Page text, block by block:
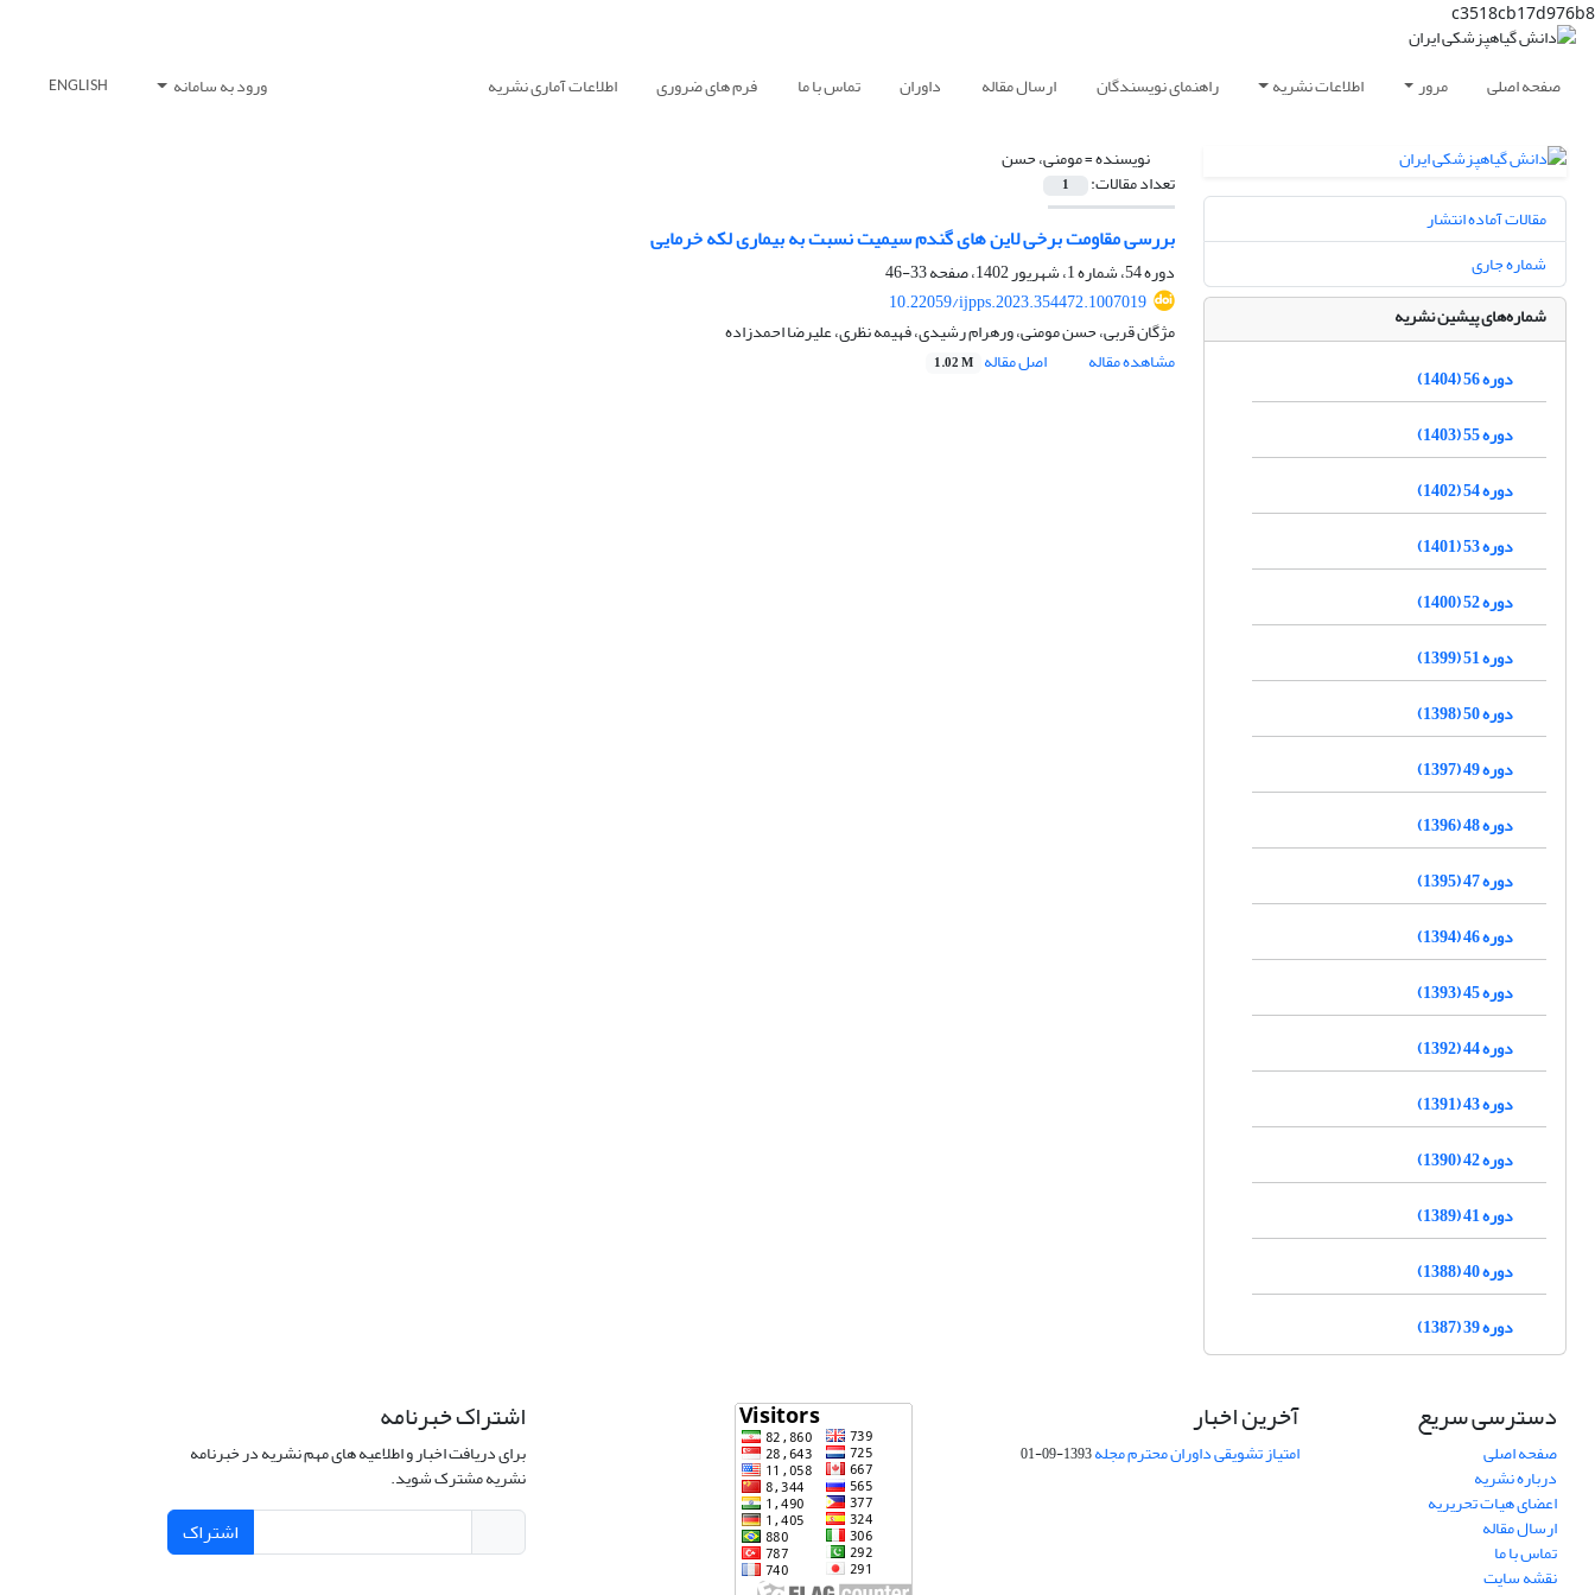
c3518cb17d976b8
صفحه اصلی مرور اطلاعات نشریه راهنمای نویسندگان ارسال مقاله داوران تماس با ما فرم های ضروری اطلاعات آماری نشریه ورود به سامانه ENGLISH
نویسنده =مومنی، حسن
تعداد مقالات: 1
بررسی مقاومت برخی لاین های گندم سیمیت نسبت به بیماری لکه خرمایی
دوره 54، شماره 1، شهریور 1402، صفحه
33-46
10.22059/ijpps.2023.354472.1007019
مژگان قربی، حسن مومنی، ورهرام رشیدی، فهیمه نظری، علیرضا احمدزاده
مشاهده مقاله
اصل مقاله 1.02 M
مقالات آماده انتشار
شماره جاری
شماره‌های پیشین نشریه
دوره 56 (1404)
دوره 55 (1403)
دوره 54 (1402)
دوره 53 (1401)
دوره 52 (1400)
دوره 51 (1399)
دوره 50 (1398)
دوره 49 (1397)
دوره 48 (1396)
دوره 47 (1395)
دوره 46 (1394)
دوره 45 (1393)
دوره 44 (1392)
دوره 43 (1391)
دوره 42 (1390)
دوره 41 (1389)
دوره 40 (1388)
دوره 39 (1387)
دسترسی سریع
صفحه اصلی
درباره نشریه
اعضای هیات تحریریه
ارسال مقاله
تماس با ما
نقشه سایت
آخرین اخبار
امتیاز تشویقی داوران محترم مجله1393-09-01
اشتراک خبرنامه
برای دریافت اخبار و اطلاعیه های مهم نشریه در خبرنامه
نشریه مشترک شوید.
اشتراک